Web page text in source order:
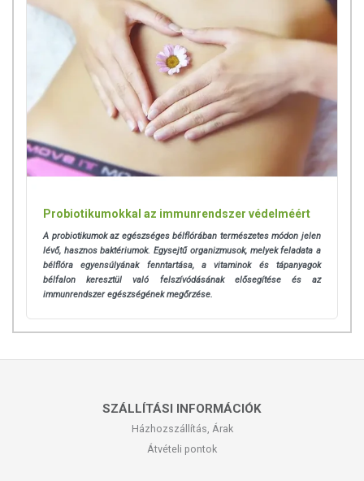
Probiotikumokkal az immunrendszer védelméért
A probiotikumok az egészséges bélflórában természetes módon jelen
lévő, hasznos baktériumok. Egysejtű organizmusok, melyek feladata a
bélflóra egyensúlyának fenntartása, a vitaminok és tápanyagok
bélfalon keresztül való felszívódásának elősegítése és az
immunrendszer egészségének megőrzése.
SZÁLLÍTÁSI INFORMÁCIÓK
Házhozszállítás, Árak
Átvételi pontok